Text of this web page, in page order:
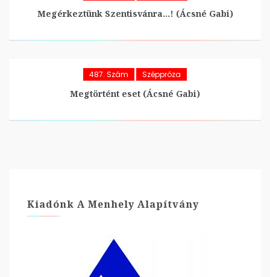
Megérkeztünk Szentisvánra…! (Ácsné Gabi)
487. Szám Széppróza
Megtörtént eset (Ácsné Gabi)
Kiadónk A Menhely Alapítvány